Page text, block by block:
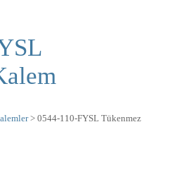
> 0544-110-FYSL Tükenmez